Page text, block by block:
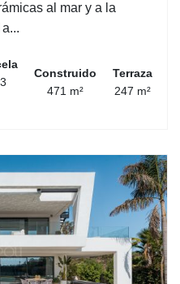
al mar y a la
Construido
471 m²
Terraza
247 m²